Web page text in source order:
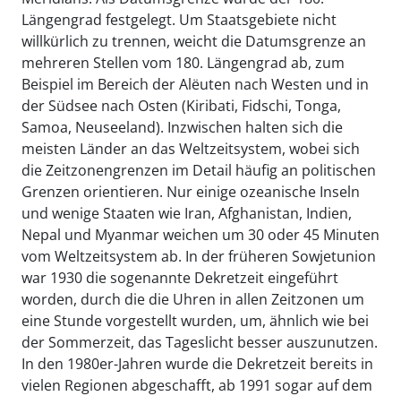
Längengrad festgelegt. Um Staatsgebiete nicht
willkürlich zu trennen, weicht die Datumsgrenze an
mehreren Stellen vom 180. Längengrad ab, zum
Beispiel im Bereich der Alëuten nach Westen und in
der Südsee nach Osten (Kiribati, Fidschi, Tonga,
Samoa, Neuseeland). Inzwischen halten sich die
meisten Länder an das Weltzeitsystem, wobei sich
die Zeitzonengrenzen im Detail häufig an politischen
Grenzen orientieren. Nur einige ozeanische Inseln
und wenige Staaten wie Iran, Afghanistan, Indien,
Nepal und Myanmar weichen um 30 oder 45 Minuten
vom Weltzeitsystem ab. In der früheren Sowjetunion
war 1930 die sogenannte Dekretzeit eingeführt
worden, durch die die Uhren in allen Zeitzonen um
eine Stunde vorgestellt wurden, um, ähnlich wie bei
der Sommerzeit, das Tageslicht besser auszunutzen.
In den 1980er-Jahren wurde die Dekretzeit bereits in
vielen Regionen abgeschafft, ab 1991 sogar auf dem